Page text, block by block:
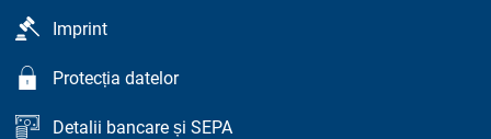
Imprint
Protecția datelor
Detalii bancare și SEPA